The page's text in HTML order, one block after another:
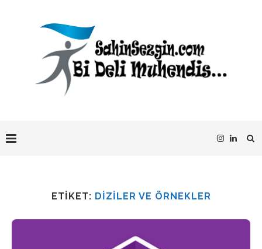
ETIKET: DIZILER VE ÖRNEKLER